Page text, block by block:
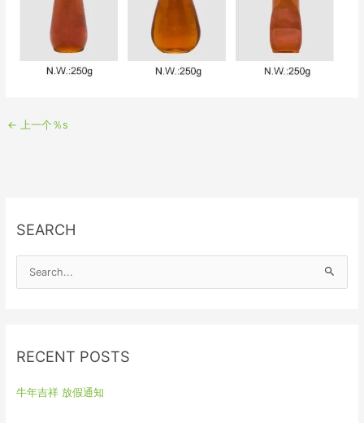
← 上一个％s
SEARCH
c
f
RECENT POSTS
牛年吉祥 放假通知